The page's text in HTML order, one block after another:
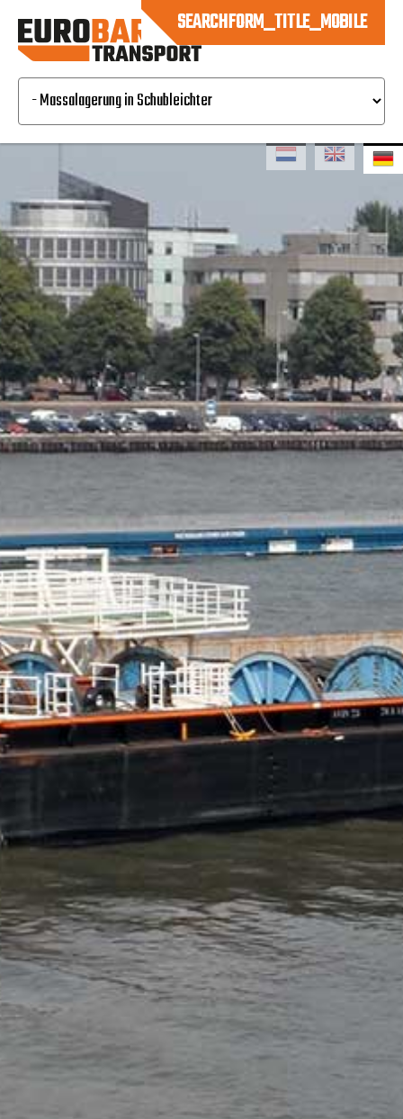
SEARCHFORM_TITLE_MOBILE